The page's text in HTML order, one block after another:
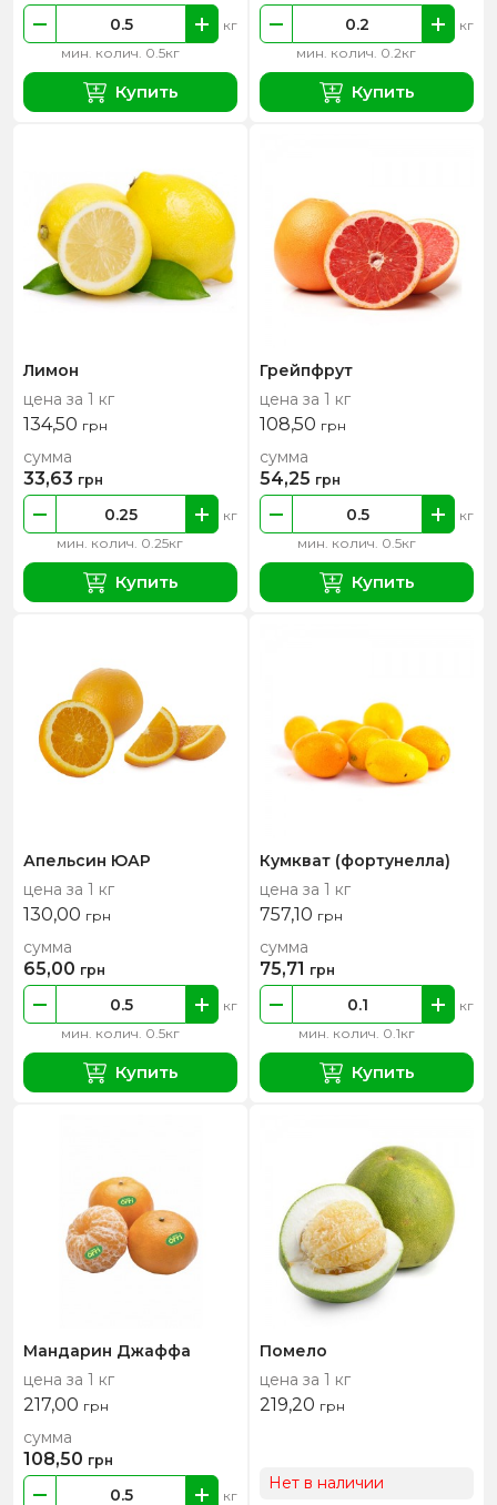
мин. колич. 0.5кг
кг
Купить
мин. колич. 0.2кг
кг
Купить
Лимон
цена за 1 кг
134,50 грн
мин. колич. 0.25кг
кг
сумма
33,63 грн
Купить
Грейпфрут
цена за 1 кг
108,50 грн
мин. колич. 0.5кг
кг
сумма
54,25 грн
Купить
Апельсин ЮАР
цена за 1 кг
130,00 грн
мин. колич. 0.5кг
кг
сумма
65,00 грн
Купить
Кумкват (фортунелла)
цена за 1 кг
757,10 грн
мин. колич. 0.1кг
кг
сумма
75,71 грн
Купить
Мандарин Джаффа
цена за 1 кг
217,00 грн
кг
сумма
108,50 грн
Помело
цена за 1 кг
219,20 грн
Нет в наличии